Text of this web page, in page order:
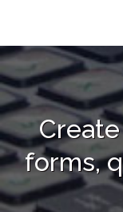
forms,